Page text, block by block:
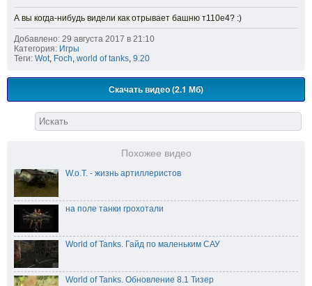
А вы когда-нибудь видели как отрывает башню т110е4? :)
Добавлено: 29 августа 2017 в 21:10
Категория: Игры
Теги: Wot, Foch, world of tanks, 9.20
Скачать видео (2.1 Мб)
Похожее видео
W.o.T. - жизнь артиллеристов
на поле танки грохотали
World of Tanks. Гайд по маленьким САУ
World of Tanks. Обновление 8.1 Тизер